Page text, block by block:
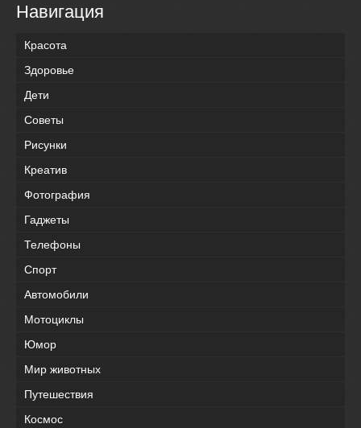
Навигация
Красота
Здоровье
Дети
Советы
Рисунки
Креатив
Фотография
Гаджеты
Телефоны
Спорт
Автомобили
Мотоциклы
Юмор
Мир животных
Путешествия
Космос